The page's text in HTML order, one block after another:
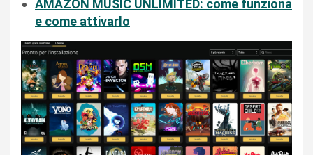
AMAZON MUSIC UNLIMITED: come funziona
e come attivarlo